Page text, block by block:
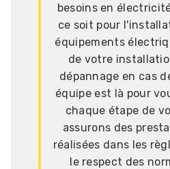
besoins en
ce soit pour
équipements
de votre
dépannage en cas
équipe est là pour
chaque étape de
assurons des
réalisées dans les
le respect des